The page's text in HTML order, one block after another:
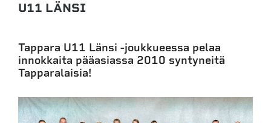
U11 LÄNSI
Tappara U11 Länsi -joukkueessa pelaa
innokkaita pääasiassa 2010 syntyneitä
Tapparalaisia!